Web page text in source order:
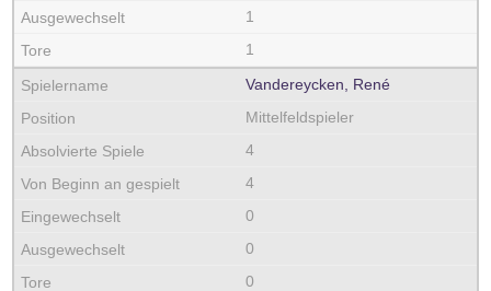
1
1
Vandereycken, René
Mittelfeldspieler
4
4
0
0
0